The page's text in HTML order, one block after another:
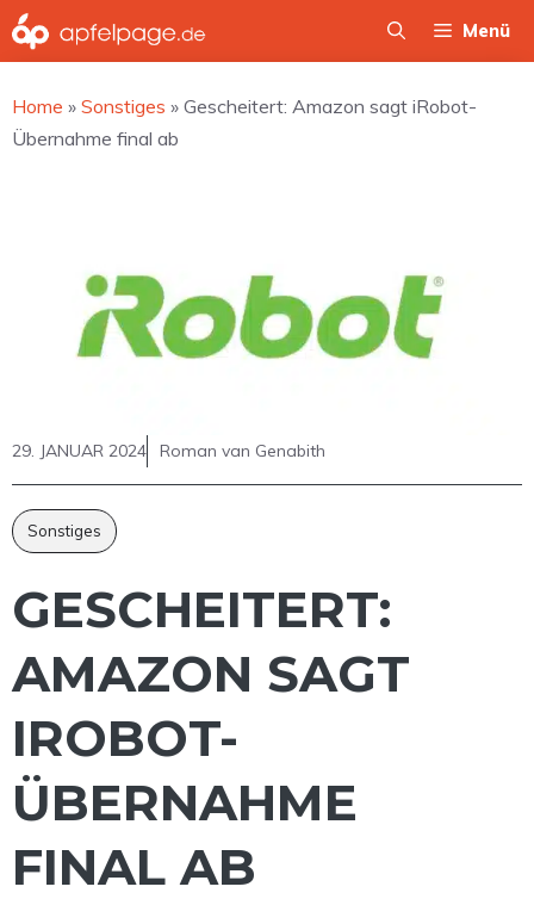
Zum
Inhalt
Menü
Home » Sonstiges » Gescheitert: Amazon sagt iRobot-
Übernahme final ab
29. JANUAR 2024 Roman van Genabith
Sonstiges
GESCHEITERT:
AMAZON SAGT
IROBOT-
ÜBERNAHME
FINAL AB